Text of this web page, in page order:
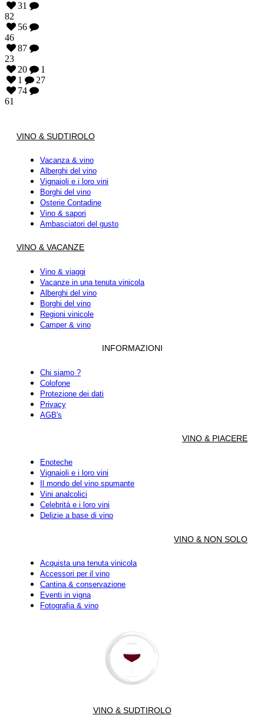
31
82
56
46
87
23
20
1
1
27
74
61
VINO & SUDTIROLO
Vacanza & vino
Alberghi del vino
Vignaioli e i loro vini
Borghi del vino
Osterie Contadine
Vino & sapori
Ambasciatori del gusto
VINO & VACANZE
Vino & viaggi
Vacanze in una tenuta vinicola
Alberghi del vino
Borghi del vino
Regioni vinicole
Camper & vino
INFORMAZIONI
Chi siamo ?
Colofone
Protezione dei dati
Privacy
AGB's
VINO & PIACERE
Enoteche
Vignaioli e i loro vini
Il mondo del vino spumante
Vini analcolici
Celebritá e i loro vini
Delizie a base di vino
VINO & NON SOLO
Acquista una tenuta vinicola
Accessori per il vino
Cantina & conservazione
Eventi in vigna
Fotografia & vino
VINO & SUDTIROLO